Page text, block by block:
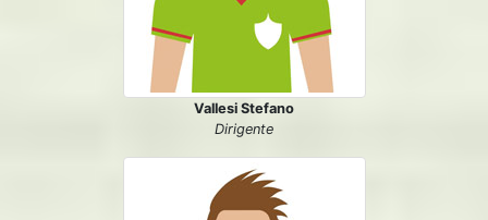
Vallesi Stefano
Dirigente